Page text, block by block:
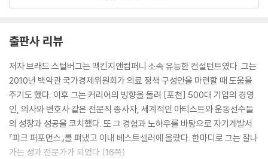
이 밀려온다고 해요. (중략) 나는 이런 상태를 ‘영웅적 개인주의(heroic in
태도는 측정할 수 있는 결과만이 성공을 판가름한다는 편협한 믿음과 결합
하곤 합니다. 영웅적 개인주의에 젖어 있으면 만족스러운 결승점에는 절대
도달하지 못하리라는 생각에 빠져 겉으로는 용케 숨길 수 있을지 몰라도
속은 항상 병든 채 생활해야 합니다.
--- p.13~14
안착해야 흔들리지 않는다 안착은 정직과 용기, 온전함이 들어찬 저장소이
자 오래도록 유지되는 성과와 안녕감, 성취의 밑바탕이지요. 그러나 사람
출판사 리뷰
저자 브래드 스털버그는 맥킨지앤컴퍼니 소속 유능한 컨설턴트였다. 그는
2010년 백악관 국가경제위원회가 의료 정책 구성안을 마련할 때 도움을
주기도 했다. 이후 그는 커리어의 방향을 돌려 [포천] 500대 기업의 경영
인, 의사와 변호사 같은 전문직 종사자, 세계적인 아티스트와 운동선수들
의 성장과 성공을 코치했다. 또 그 경험과 노하우를 바탕으로 자기계발서
『피크 퍼포먼스』를 펴냈고 이내 베스트셀러에 올랐다. 한마디로 그는 잘나
가는 성과 전문가가 되었다.(16쪽)